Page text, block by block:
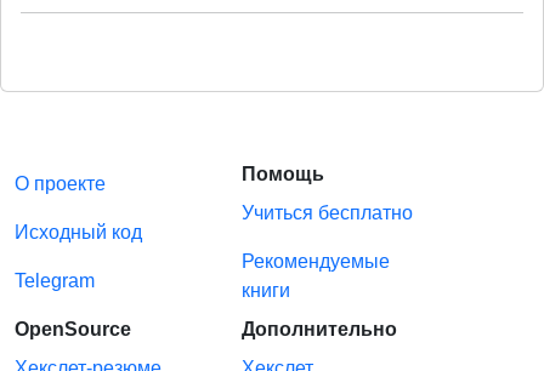
О проекте
Исходный код
Telegram
Помощь
Учиться бесплатно
Рекомендуемые
книги
OpenSource
Дополнительно